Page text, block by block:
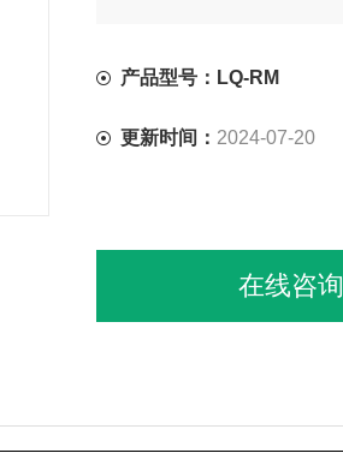
产品型号：LQ-RM
更新时间： 2024-07-20
在线咨询